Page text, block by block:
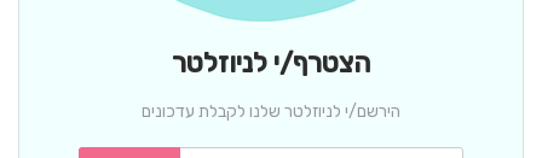
הצטרף/י לניוזלטר
הירשם/י לניוזלטר שלנו לקבלת עדכונים